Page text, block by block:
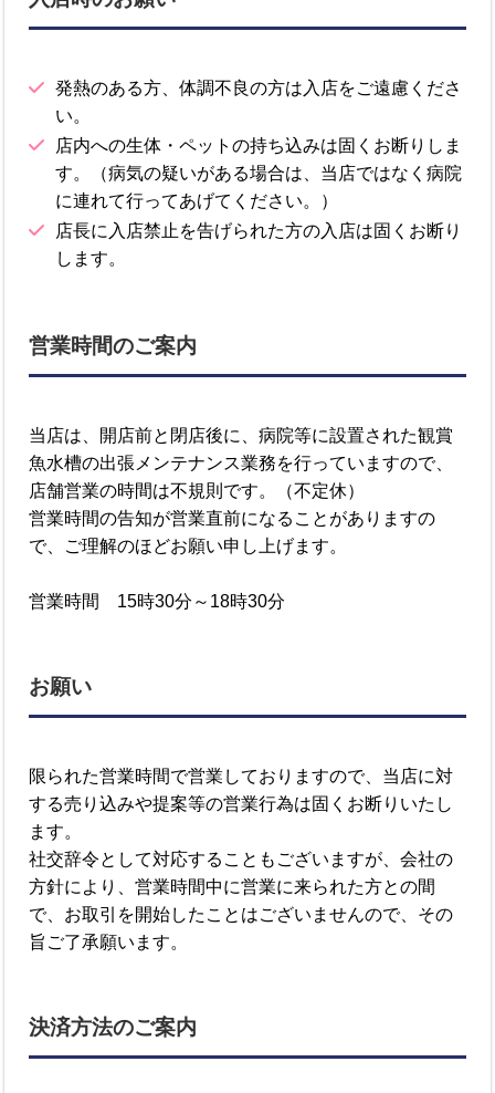
発熱のある方、体調不良の方は入店をご遠慮くださ
い。
店内への生体・ペットの持ち込みは固くお断りしま
す。（病気の疑いがある場合は、当店ではなく病院
に連れて行ってあげてください。）
店長に入店禁止を告げられた方の入店は固くお断り
します。
営業時間のご案内
当店は、開店前と閉店後に、病院等に設置された観賞
魚水槽の出張メンテナンス業務を行っていますので、
店舗営業の時間は不規則です。（不定休）
営業時間の告知が営業直前になることがありますの
で、ご理解のほどお願い申し上げます。
営業時間 15時30分～18時30分
お願い
限られた営業時間で営業しておりますので、当店に対
する売り込みや提案等の営業行為は固くお断りいたし
ます。
社交辞令として対応することもございますが、会社の
方針により、営業時間中に営業に来られた方との間
で、お取引を開始したことはございませんので、その
旨ご了承願います。
決済方法のご案内